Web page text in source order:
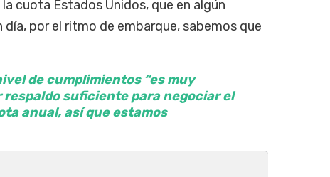
cuota Estados Unidos, que en algún
por el ritmo de embarque, sabemos que
de cumplimientos “es muy
suficiente para negociar el
anual, así que estamos